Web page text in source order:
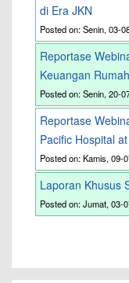
di Era JKN
Posted on: Senin, 03-
Reportase
Keuangan
Posted on: Senin, 20-
Reportase
Pacific Hospital
Posted on: Kamis, 09-
Laporan Khusus
Posted on: Jumat, 03-